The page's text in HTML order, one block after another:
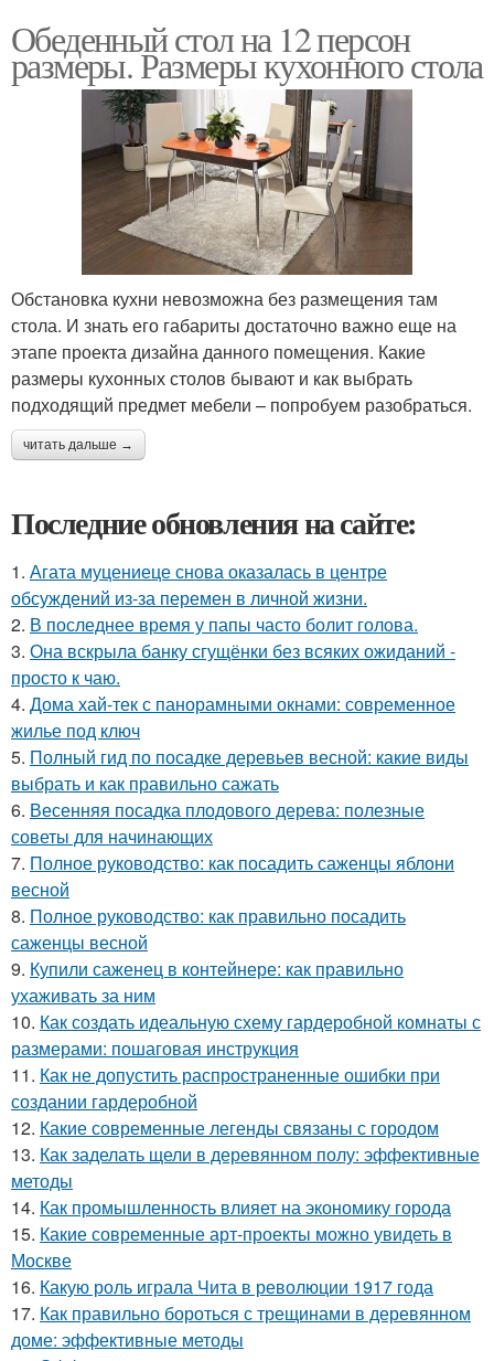
Обеденный стол на 12 персон
размеры. Размеры кухонного стола
Обстановка кухни невозможна без размещения там
стола. И знать его габариты достаточно важно еще на
этапе проекта дизайна данного помещения. Какие
размеры кухонных столов бывают и как выбрать
подходящий предмет мебели – попробуем разобраться.
читать дальше →
Последние обновления на сайте:
1. Агата муцениеце снова оказалась в центре
обсуждений из-за перемен в личной жизни.
2. В последнее время у папы часто болит голова.
3. Она вскрыла банку сгущёнки без всяких ожиданий -
просто к чаю.
4. Дома хай-тек с панорамными окнами: современное
жилье под ключ
5. Полный гид по посадке деревьев весной: какие виды
выбрать и как правильно сажать
6. Весенняя посадка плодового дерева: полезные
советы для начинающих
7. Полное руководство: как посадить саженцы яблони
весной
8. Полное руководство: как правильно посадить
саженцы весной
9. Купили саженец в контейнере: как правильно
ухаживать за ним
10. Как создать идеальную схему гардеробной комнаты с
размерами: пошаговая инструкция
11. Как не допустить распространенные ошибки при
создании гардеробной
12. Какие современные легенды связаны с городом
13. Как заделать щели в деревянном полу: эффективные
методы
14. Как промышленность влияет на экономику города
15. Какие современные арт-проекты можно увидеть в
Москве
16. Какую роль играла Чита в революции 1917 года
17. Как правильно бороться с трещинами в деревянном
доме: эффективные методы